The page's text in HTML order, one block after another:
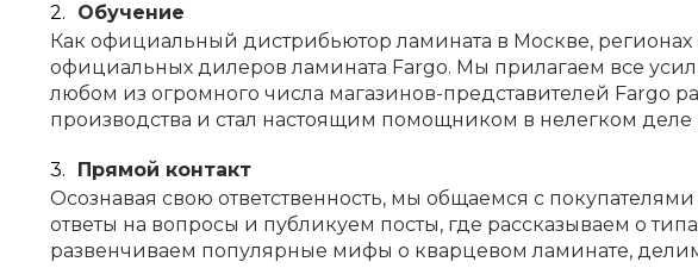
Обучение
Как официальный дистрибьютор ламината в Москве,
официальных дилеров ламината Fargo. Мы прилагаем все
любом из огромного числа магазинов-представителей Fargo
производства и стал настоящим помощником в нелегком
Прямой контакт
Осознавая свою ответственность, мы общаемся с
ответы на вопросы и публикуем посты, где рассказываем о
развенчиваем популярные мифы о кварцевом ламинате,